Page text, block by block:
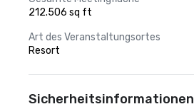
212.506 sq ft
Art des Veranstaltungsortes
Resort
Sicherheitsinformationen